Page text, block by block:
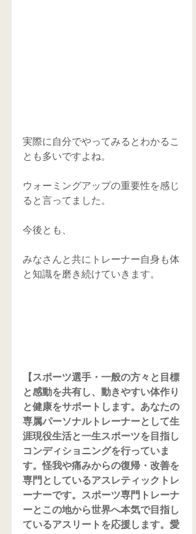
実際に自分でやってみるとわかるこ
とも多いですよね。
ウォーミングアップの重要性を感じ
ると言ってました。
今後とも、
みなさんと共にトレーナー自身も体
と知識を磨き続けていきます。
【スポーツ選手・一般の方々と目標
と感動を共有し、動きやすい体作り
と健康をサポートします。あなたの
専属パーソナルトレーナーとして生
涯現役生活と一生スポーツを目指し
コンディショニングを行っていま
す。怪我や痛みからの復帰・改善を
専門としているアスレティックトレ
ーナーです。スポーツ専門トレーナ
ーとこの地から世界へ本気で目指し
ているアスリートを応援します。愛